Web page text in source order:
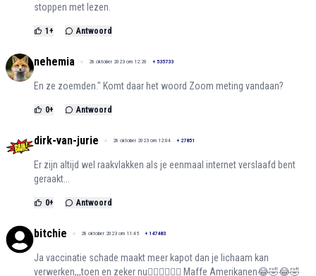
stoppen met lezen.
1 + Antwoord
nehemia 28 oktober 2023 om 12:20 + 535733
En ze zoemden." Komt daar het woord Zoom meting vandaan?
0+ Antwoord
dirk-van-jurie 28 oktober 2023 om 12:04 + 27851
Er zijn altijd wel raakvlakken als je eenmaal internet verslaafd bent
geraakt...
0+ Antwoord
bitchie 28 oktober 2023 om 11:45 + 147483
Ja vaccinatie schade maakt meer kapot dan je lichaam kan
verwerken,,,toen en zeker nu🤷🏻‍♀️🤦🏻‍♀️ Maffe Amerikanen😂🤣😂🤣